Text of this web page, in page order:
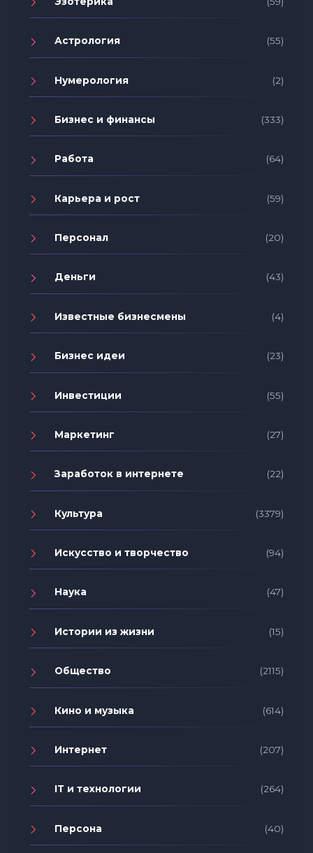
Астрология (55)
Нумерология (2)
Бизнес и финансы (333)
Работа (64)
Карьера и рост (59)
Персонал (20)
Деньги (43)
Известные бизнесмены (4)
Бизнес идеи (23)
Инвестиции (55)
Маркетинг (27)
Заработок в интернете (22)
Культура (3379)
Искусство и творчество (94)
Наука (47)
Истории из жизни (15)
Общество (2115)
Кино и музыка (614)
Интернет (207)
IT и технологии (264)
Персона (40)